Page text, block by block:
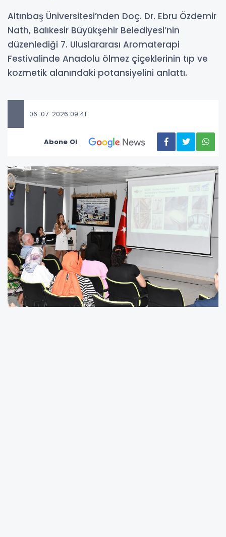
Altınbaş Üniversitesi’nden Doç. Dr. Ebru Özdemir
Nath, Balıkesir Büyükşehir Belediyesi’nin
düzenlediği 7. Uluslararası Aromaterapi
Festivalinde Anadolu ölmez çiçeklerinin tıp ve
kozmetik alanındaki potansiyelini anlattı.
06-07-2026 09:41
Abone Ol